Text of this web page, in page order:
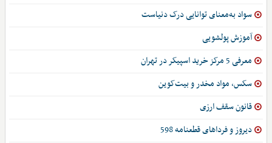
سواد به‌معنای توانایی درک دنیاست
آموزش پولشویی
معرفی 5 مرکز خرید اسپیکر در تهران
سکس، مواد مخدر و بیت‌کوین
قانون سقف ارزی
دیروز و فرداهای قطعنامه 598